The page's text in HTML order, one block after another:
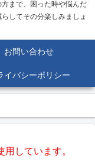
まで、困った時や悩んだ
してその分楽しみましょ
お問い合わせ
イバシーポリシー
しています。